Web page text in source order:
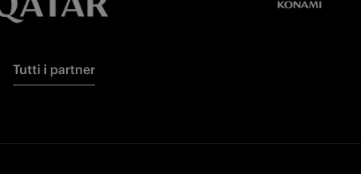
Tutti i partner